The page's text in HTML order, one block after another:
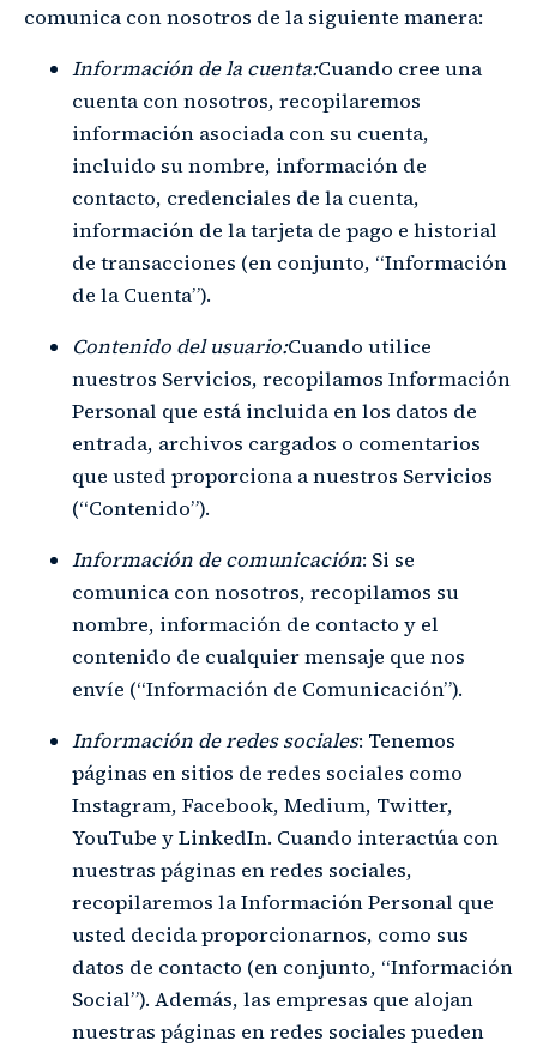
comunica con nosotros de la siguiente manera:
Información de la cuenta:Cuando cree una
cuenta con nosotros, recopilaremos
información asociada con su cuenta,
incluido su nombre, información de
contacto, credenciales de la cuenta,
información de la tarjeta de pago e historial
de transacciones (en conjunto, “Información
de la Cuenta”).
Contenido del usuario:Cuando utilice
nuestros Servicios, recopilamos Información
Personal que está incluida en los datos de
entrada, archivos cargados o comentarios
que usted proporciona a nuestros Servicios
(“Contenido”).
Información de comunicación: Si se
comunica con nosotros, recopilamos su
nombre, información de contacto y el
contenido de cualquier mensaje que nos
envíe (“Información de Comunicación”).
Información de redes sociales: Tenemos
páginas en sitios de redes sociales como
Instagram, Facebook, Medium, Twitter,
YouTube y LinkedIn. Cuando interactúa con
nuestras páginas en redes sociales,
recopilaremos la Información Personal que
usted decida proporcionarnos, como sus
datos de contacto (en conjunto, “Información
Social”). Además, las empresas que alojan
nuestras páginas en redes sociales pueden